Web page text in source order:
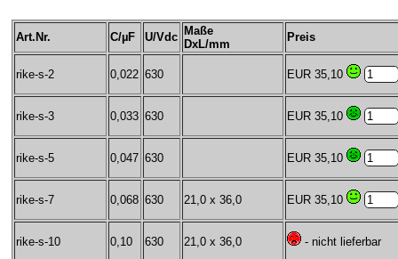
Art.Nr. C/µF U/Vdc Maße
DxL/mm
Preis
rike-s-2 0,022 630 EUR 35,10
rike-s-3 0,033 630 EUR 35,10
rike-s-5 0,047 630 EUR 35,10
rike-s-7 0,068 630 21,0 x 36,0 EUR 35,10
rike-s-10 0,10 630 21,0 x 36,0 - nicht lieferbar